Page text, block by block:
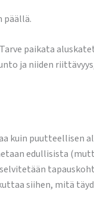
päällä.
paikata
ja niiden
kuin puutteellisen
edullisista
siihen, mitä